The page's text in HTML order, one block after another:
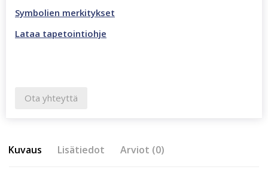
Symbolien merkitykset
Lataa tapetointiohje
Ota yhteyttä
Kuvaus Lisätiedot Arviot (0)